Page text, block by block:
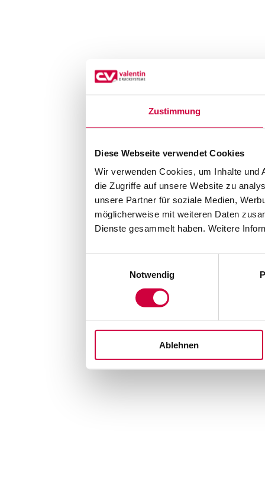
Zustimmung
Diese Webseite verwendet Cookies
Wir verwenden Cookies, um Inhalte und
die Zugriffe auf unsere Website zu
unsere Partner für soziale Medien,
möglicherweise mit weiteren Daten
Dienste gesammelt haben. Weitere
Notwendig
Ablehnen